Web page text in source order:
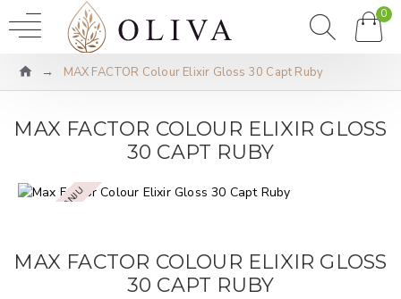
0
MAX FACTOR Colour Elixir Gloss 30 Capt Ruby
MAX FACTOR COLOUR ELIXIR GLOSS
30 CAPT RUBY
NEMA NA STANJU
MAX FACTOR COLOUR ELIXIR GLOSS
30 CAPT RUBY